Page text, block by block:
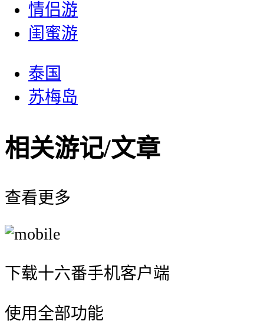
情侣游
闺蜜游
泰国
苏梅岛
相关游记/文章
查看更多
下载十六番手机客户端
使用全部功能